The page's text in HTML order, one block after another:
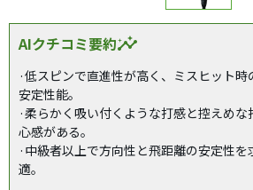
AIクチコミ要約insights
·低スピンで直進性が高く、ミスヒット
安定性能。
·柔らかく吸い付くような打感と控えめ
心感がある。
·中級者以上で方向性と飛距離の安定性
適。